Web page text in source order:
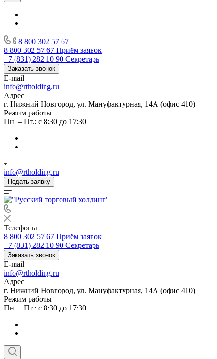
8 800 302 57 67
8 800 302 57 67 Приём заявок
+7 (831) 282 10 90 Секретарь
Заказать звонок
E-mail
info@rtholding.ru
Адрес
г. Нижний Новгород, ул. Мануфактурная, 14А (офис 410)
Режим работы
Пн. – Пт.: с 8:30 до 17:30
info@rtholding.ru
Подать заявку
Телефоны
8 800 302 57 67 Приём заявок
+7 (831) 282 10 90 Секретарь
Заказать звонок
E-mail
info@rtholding.ru
Адрес
г. Нижний Новгород, ул. Мануфактурная, 14А (офис 410)
Режим работы
Пн. – Пт.: с 8:30 до 17:30